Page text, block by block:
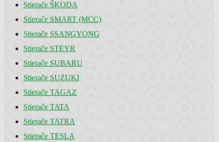
Stierače ŠKODA
Stierače SMART (MCC)
Stierače SSANGYONG
Stierače STEYR
Stierače SUBARU
Stierače SUZUKI
Stierače TAGAZ
Stierače TATA
Stierače TATRA
Stierače TESLA